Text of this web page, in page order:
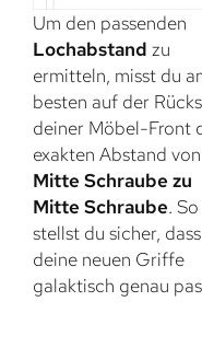
Um den passenden
Lochabstand zu
ermitteln, misst du
besten auf der
deiner Möbel-Front
exakten Abstand von
Mitte Schraube zu
Mitte Schraube. So
stellst du sicher, dass
deine neuen Griffe
galaktisch genau